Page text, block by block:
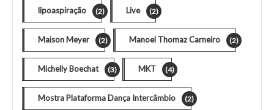
lipoaspiração (2) Live (2)
Maison Meyer (2) Manoel Thomaz Carneiro (2)
Michelly Boechat (3) MKT (4)
Mostra Plataforma Dança Intercâmbio (2)